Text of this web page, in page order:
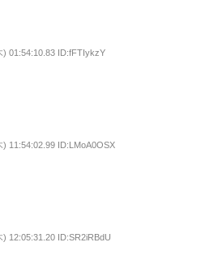
) 01:54:10.83 ID:fFTIykzY
) 11:54:02.99 ID:LMoA0OSX
) 12:05:31.20 ID:SR2iRBdU